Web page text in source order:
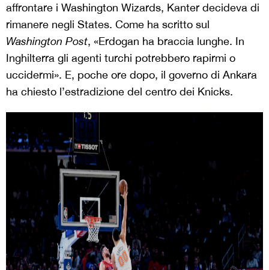
affrontare i Washington Wizards, Kanter decideva di
rimanere negli States. Come ha scritto sul
Washington Post, «Erdogan ha braccia lunghe. In
Inghilterra gli agenti turchi potrebbero rapirmi o
uccidermi». E, poche ore dopo, il governo di Ankara
ha chiesto l’estradizione del centro dei Knicks.